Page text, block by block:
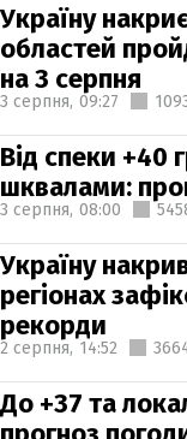
Україну
областей
на 3 серпня
3 серпня, 09:27
Від спеки +40
шквалами:
3 серпня, 08:00
Україну
регіонах
рекорди
2 серпня, 14:52
До +37 та